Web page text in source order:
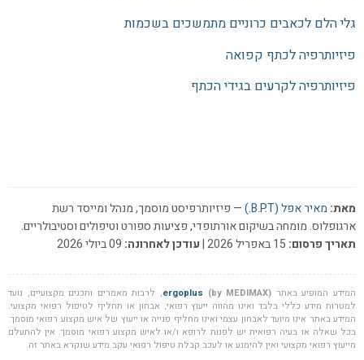
גלי הלם לכאבים כרוניים מתמשכים בשכמות
פיזיותרפיה לכתף קפואה
פיזיותרפיה לקרעים בגידי הכתף
מאת: מאיר אפל (B.P.T.)
— פיזיותרפיסט מוסמך, מנהל ומייסד רשת
ארגופלוס. מומחה בשיקום אורתופדי, פציעות ספורט וטיפולים וסטיבולריים.
תאריך פרסום:
עודכן לאחרונה:
המידע המופיע באתר ergoplus (by MEDIMAX)
, לרבות מאמרים ותכנים מקצועיים, נועד
למטרות מידע כללי בלבד ואינו מהווה ייעוץ רפואי, אבחון או תחליף לטיפול רפואי מקצועי.
המידע באתר אינו מיועד לאבחון עצמי ואינו מחליף פנייה או ייעוץ של איש מקצוע רפואי מוסמך.
בכל שאלה או בעיה רפואית יש לפנות לרופא ו/או לאיש מקצוע רפואי מוסמך. אין להתעלם
מייעוץ רפואי מקצועי ואין להימנע או לעכב קבלת טיפול רפואי עקב מידע שנקרא באתר זה.